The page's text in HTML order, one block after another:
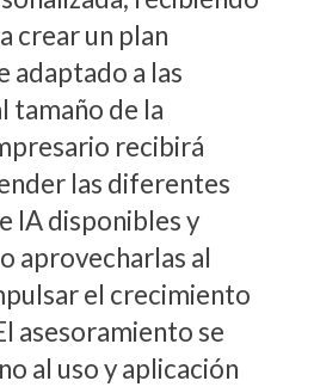
crear un plan
adaptado a las
tamaño de la
recibirá
las diferentes
IA disponibles y
aprovecharlas al
el crecimiento
asesoramiento se
al uso y aplicación